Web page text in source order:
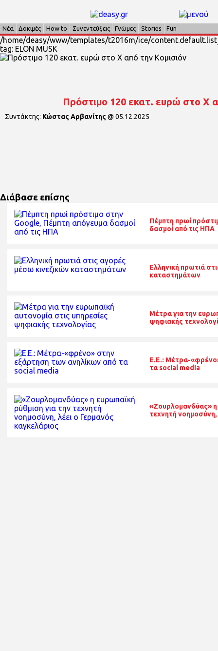
Νέα Δοκιμές How to Συνεντεύξεις Γνώμες Stories Fun
/home/deasy/www/templates/t2016m/ice/
tag: ELON MUSK
Πρόστιμο 120 εκατ. ευρώ στο Χ
Συντάκτης: Κώστας Αρβανίτης @ 05.12.2025
Διάβασε επίσης
Πέμπτη πρωί
δασμοί από τις ΗΠΑ
Ελληνική πρωτιά
καταστημάτων
Μέτρα για την
ψηφιακής
E.E.: Μέτρα-
τα social media
«Ζουρλομανδύας» η
τεχνητή